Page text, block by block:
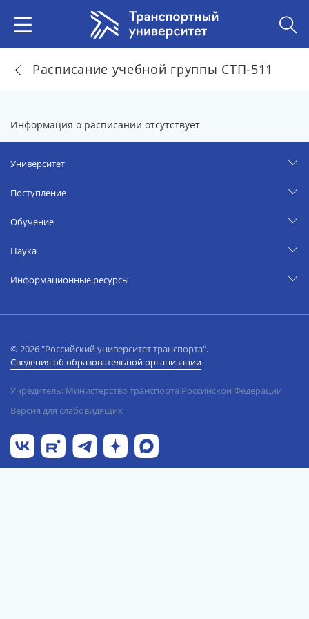
Расписание учебной группы СТП-511
Информация о расписании отсутствует
Университет
Поступление
Обучение
Наука
Информационные ресурсы
© 2026 "Российский университет транспорта".
Сведения об образовательной организации
Учредитель: Министерство транспорта Российской Федерации
Версия для слабовидящих